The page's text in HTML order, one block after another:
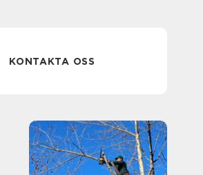
KONTAKTA OSS